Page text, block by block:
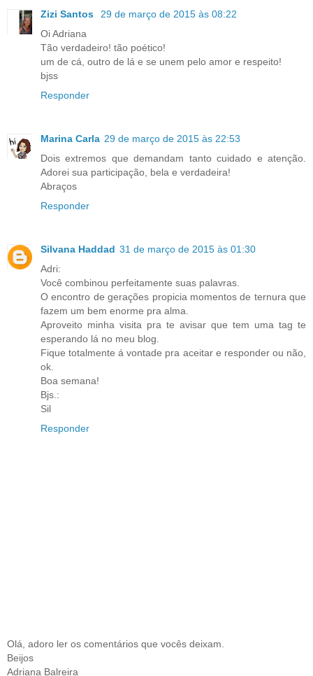
Zizi Santos
29 de março de 2015 às 08:22
Oi Adriana
Tão verdadeiro! tão poético!
um de cá, outro de lá e se unem pelo amor e respeito!
bjss
Responder
Marina Carla 29 de março de 2015 às 22:53
Dois extremos que demandam tanto cuidado e atenção.
Adorei sua participação, bela e verdadeira!
Abraços
Responder
Silvana Haddad 31 de março de 2015 às 01:30
Adri:
Você combinou perfeitamente suas palavras.
O encontro de gerações propicia momentos de ternura que
fazem um bem enorme pra alma.
Aproveito minha visita pra te avisar que tem uma tag te
esperando lá no meu blog.
Fique totalmente á vontade pra aceitar e responder ou não,
ok.
Boa semana!
Bjs.:
Sil
Responder
Olá, adoro ler os comentários que vocês deixam.
Beijos
Adriana Balreira